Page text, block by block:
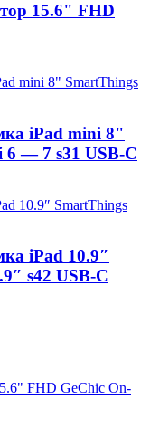
15.6" FHD
iPad mini 8"
6 — 7 s31 USB-C
iPad 10.9″
s42 USB-C